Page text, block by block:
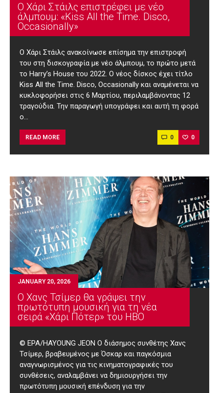
Ο Χάρι Στάιλς επιστρέφει με νέο
άλμπουμ: «Kiss All the Time. Disco,
Occasionally»
O Χάρι Στάιλς ανακοίνωσε επίσημα την επιστροφή
του στη δισκογραφία με νέο άλμπουμ, το πρώτο μετά
το Harry’s House του 2022. Ο νέος δίσκος έχει τίτλο
Kiss All the Time. Disco, Occasionally και αναμένεται να
κυκλοφορήσει στις 6 Μαρτίου, περιλαμβάνοντας 12
τραγούδια. Την παραγωγή υπογράφει και αυτή τη φορά
ο…
READ MORE 0 0
JANUARY 20, 2026
Ο Χανς Τσίμερ θα γράψει την
πρωτότυπη μουσική για τη νέα
σειρά «Χάρι Πότερ» του HBO
© EPA/HAYOUNG JEON Ο διάσημος συνθέτης Χανς
Τσίμερ, βραβευμένος με Όσκαρ και παγκόσμια
αναγνωρισμένος για τις κινηματογραφικές του
συνθέσεις, αναλαμβάνει να δημιουργήσει την
πρωτότυπη μουσική επένδυση για την